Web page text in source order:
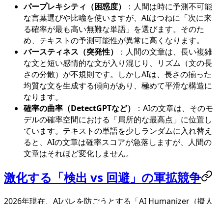
パープレキシティ（困惑度）
：人間は時に予測不可能
な言葉選びや比喩を使いますが、AIはつねに「次に来
る確率が最も高い無難な単語」を選びます。そのた
め、テキストの予測可能性が異常に高くなります。
バースティネス（突発性）
：人間の文章は、長い複雑
な文と短い感情的な文が入り混じり、リズム（文の長
さの分散）が不規則です。しかしAIは、長さの揃った
均質な文を生成する傾向があり、極めて平滑な構造に
なります。
確率の曲率（DetectGPTなど）
：AIの文章は、そのモ
デルの確率空間における「局所的な最高点」に位置し
ています。テキストの単語を少しランダムに入れ替え
ると、AIの文章は確率スコアが急落しますが、人間の
文章はそれほど変化しません。
激化する「検出 vs 回避」の軍拡競争
2026年現在、AIバレを防ごうとする「AI Humanizer（擬人